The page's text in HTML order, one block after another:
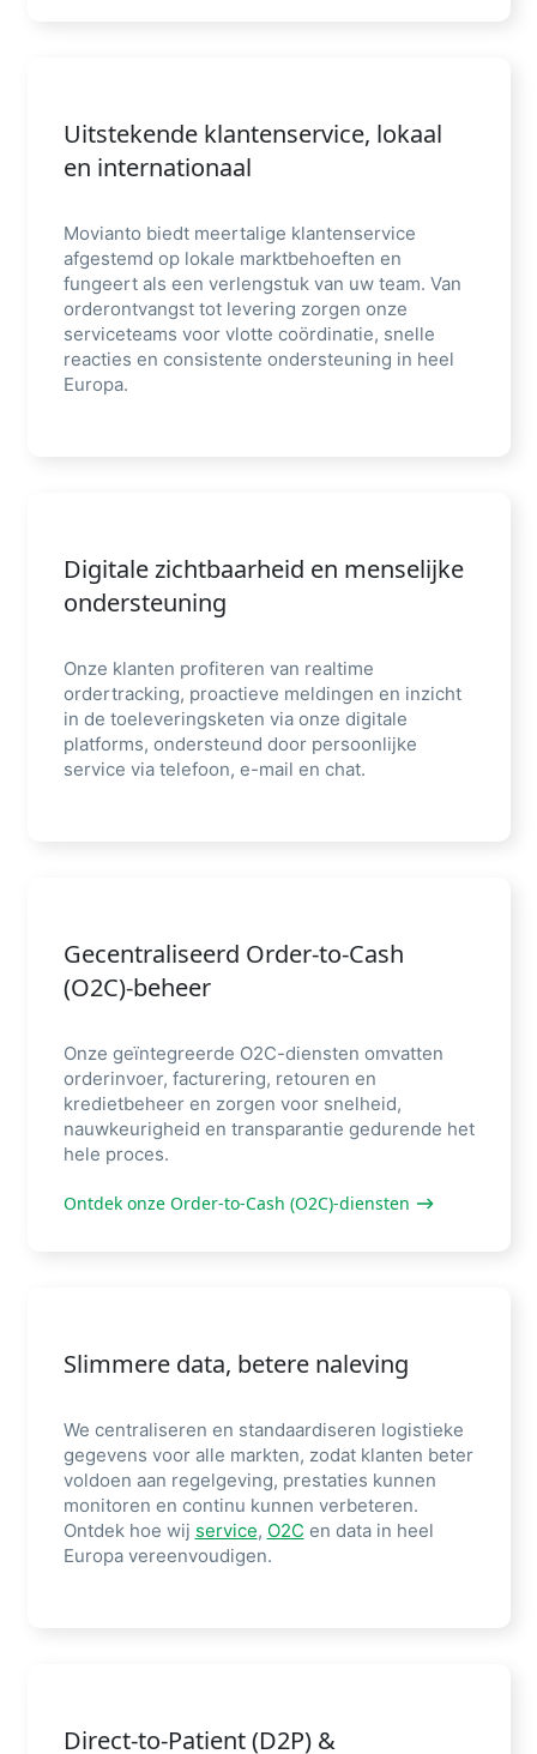
Uitstekende klantenservice, lokaal
en internationaal
Movianto biedt meertalige klantenservice
afgestemd op lokale marktbehoeften en
fungeert als een verlengstuk van uw team. Van
orderontvangst tot levering zorgen onze
serviceteams voor vlotte coördinatie, snelle
reacties en consistente ondersteuning in heel
Europa.
Digitale zichtbaarheid en menselijke
ondersteuning
Onze klanten profiteren van realtime
ordertracking, proactieve meldingen en inzicht
in de toeleveringsketen via onze digitale
platforms, ondersteund door persoonlijke
service via telefoon, e-mail en chat.
Gecentraliseerd Order-to-Cash
(O2C)-beheer
Onze geïntegreerde O2C-diensten omvatten
orderinvoer, facturering, retouren en
kredietbeheer en zorgen voor snelheid,
nauwkeurigheid en transparantie gedurende het
hele proces.
Ontdek onze Order-to-Cash (O2C)-diensten
Slimmere data, betere naleving
We centraliseren en standaardiseren logistieke
gegevens voor alle markten, zodat klanten beter
voldoen aan regelgeving, prestaties kunnen
monitoren en continu kunnen verbeteren.
Ontdek hoe wij service, O2C en data in heel
Europa vereenvoudigen.
Direct-to-Patient (D2P) &